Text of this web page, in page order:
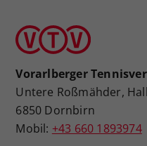
Vorarlberger
Untere Roßmähder,
6850 Dornbirn
Mobil: +43 660 1893974